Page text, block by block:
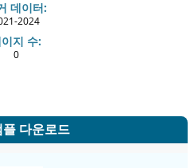
데이터:
2024
지 수:
0
플 다운로드